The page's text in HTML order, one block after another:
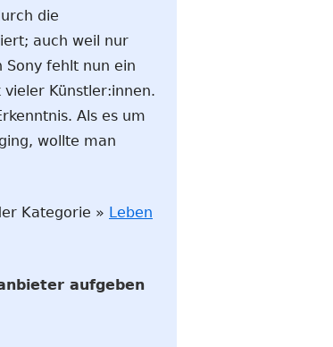
die
auch weil nur
Sony fehlt nun ein
Künstler:innen.
Als es um
wollte man
Kategorie » Leben
aufgeben